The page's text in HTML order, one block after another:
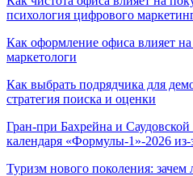
психология цифрового
Как оформление офиса влияет
маркетологи
Как выбрать подрядчика для
стратегия поиска и оценки
Гран-при Бахрейна и
календаря «Формулы-1»-2026
Туризм нового поколения: зачем